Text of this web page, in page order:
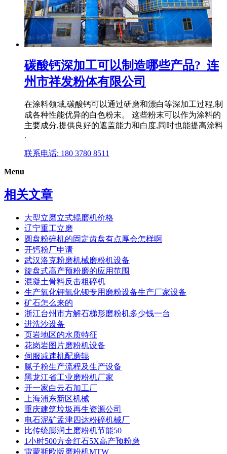
碳酸钙深加工可以制造哪些产品?_连
州市祥发粉体有限公司
在涂料领域,碳酸钙可以通过研磨和漂白等深加工过程,制
成各种性能优异的白色粉末。 这些粉末可以作为涂料的
主要成分,提供良好的遮盖能力和白度,同时也能提高涂料
.
联系电话: 180 3780 8511
Menu
相关文章
大型立磨立式辊磨机价格
辽宁重工立磨
圆盘粉碎机的固定齿盘有点厚会怎样啊
开钙粉厂申请
武汉洛克粉磨机械磨粉机设备
旋盘式高产预粉磨的应用范围
混凝土骨料反击粗碎机
生产氧化钾氧化钡专用磨粉设备生产厂家设备
矿石怎么来的
浙江台州市方解石梯形磨粉机多少钱一台
进洗沙设备
页岩地区的水质特征
花岗岩图片磨粉机设备
伺服减速机配磨辊
腻子粉生产流程及生产设备
黑龙江省工业磨粉机厂家
开一家白云石加工厂
上海浦东新区机械
重庆建筑垃圾再生资源公司
电石泥矿孟津四达粉碎机械厂
比传统膨润土磨粉机节能50
1小时500方金红石5X高产预粉磨
雷蒙斯欧版磨粉机MTW